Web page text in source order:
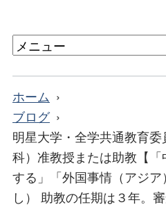
ホーム
ブログ
明星大学・全学共通教育
科）准教授または助教【
する」「外国事情（アジ
し） 助教の任期は３年。